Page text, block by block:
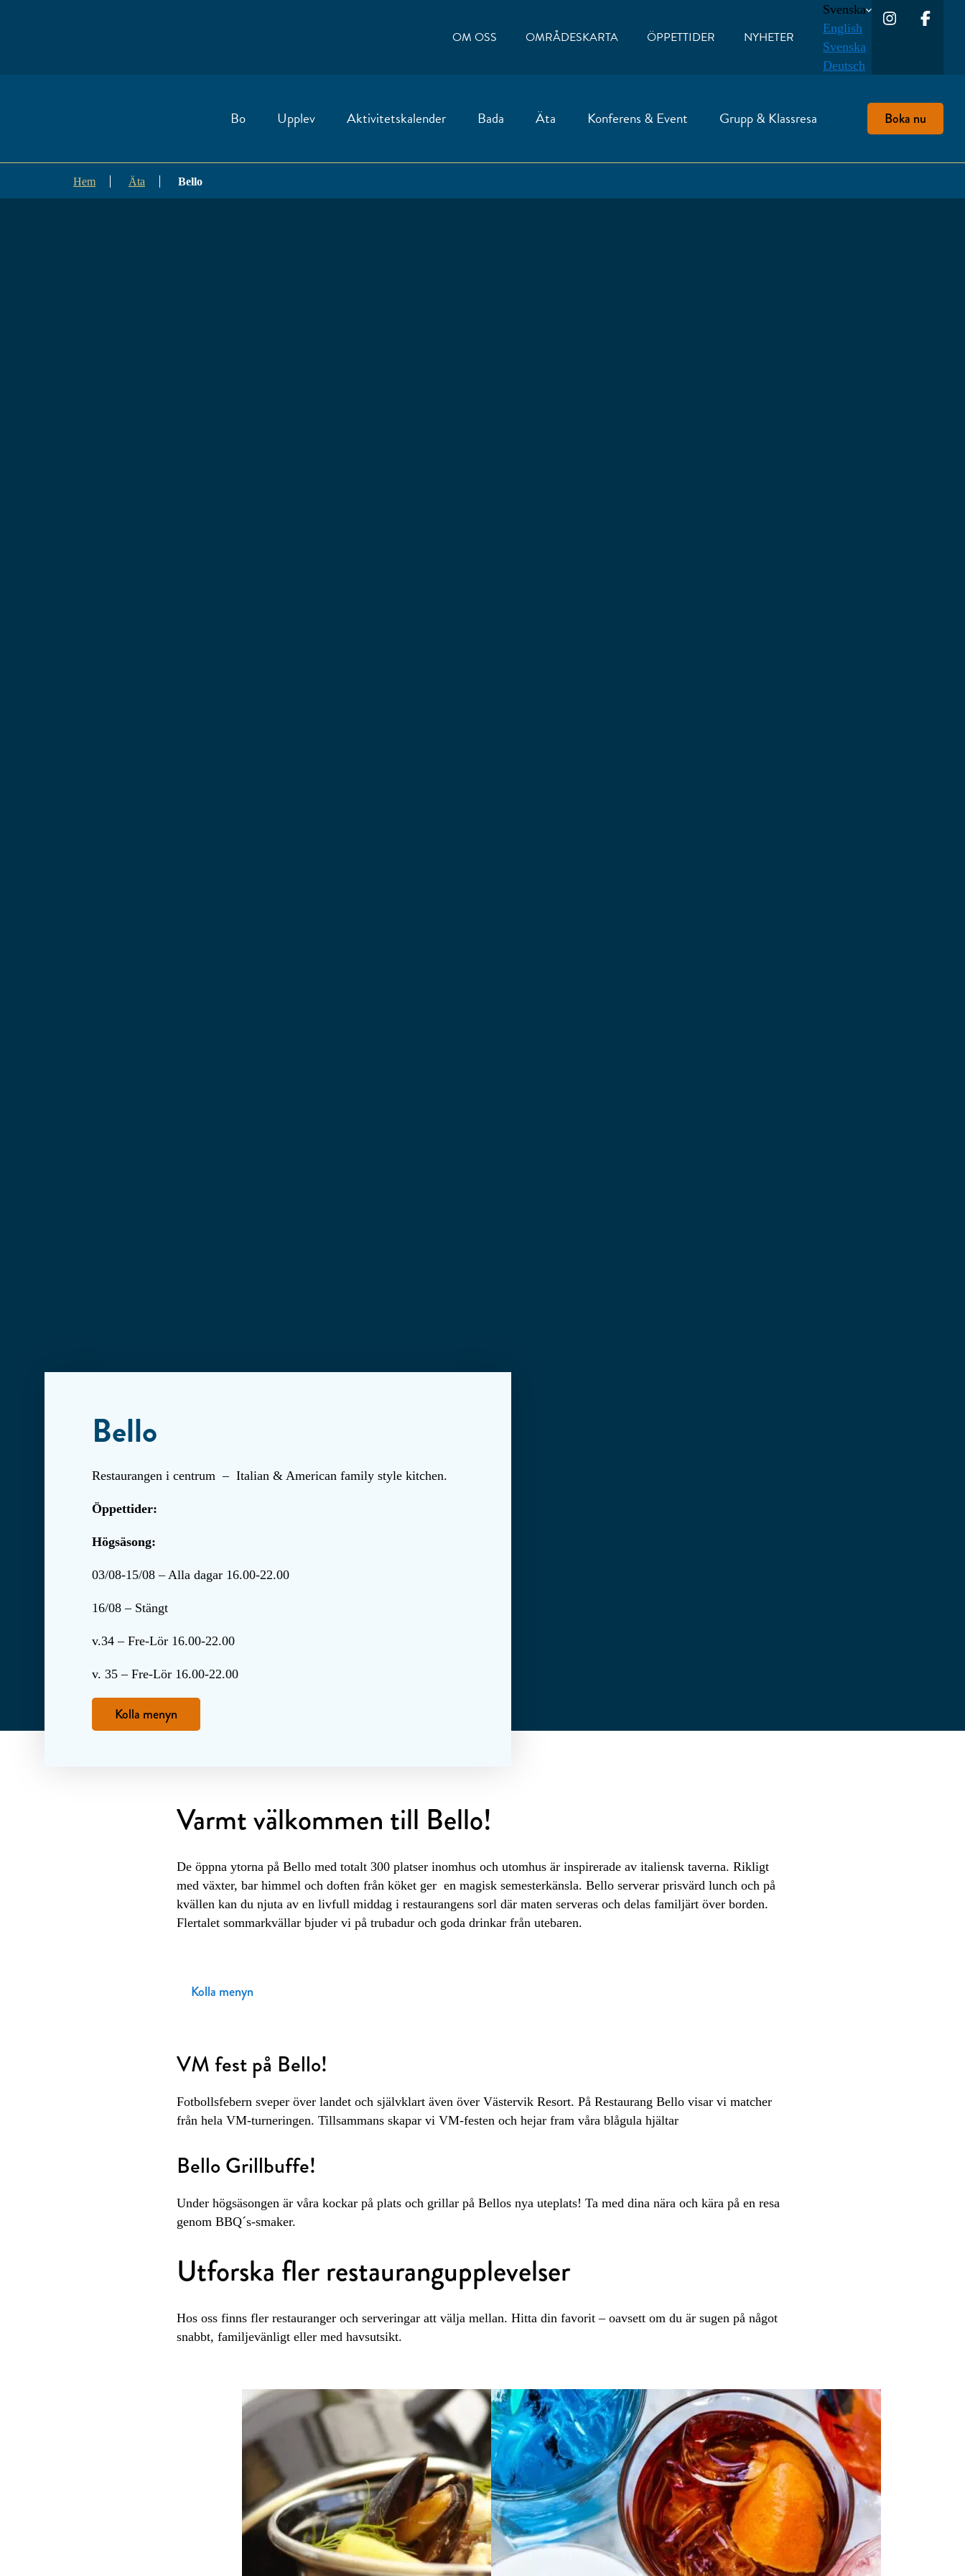
OM OSS OMRÅDESKARTA ÖPPETTIDER NYHETER
Svenska
English
Svenska
Deutsch
Bo Upplev Aktivitetskalender Bada Äta Konferens & Event Grupp & Klassresa Boka nu
Hem Äta Bello
Bello
Restaurangen i centrum – Italian & American family style kitchen.
Öppettider:
Högsäsong:
03/08-15/08 – Alla dagar 16.00-22.00
16/08 – Stängt
v.34 – Fre-Lör 16.00-22.00
v. 35 – Fre-Lör 16.00-22.00
Kolla menyn
Varmt välkommen till Bello!
De öppna ytorna på Bello med totalt 300 platser inomhus och utomhus är inspirerade av italiensk taverna. Rikligt
med växter, bar himmel och doften från köket ger en magisk semesterkänsla. Bello serverar prisvärd lunch och på
kvällen kan du njuta av en livfull middag i restaurangens sorl där maten serveras och delas familjärt över borden.
Flertalet sommarkvällar bjuder vi på trubadur och goda drinkar från utebaren.
Kolla menyn
VM fest på Bello!
Fotbollsfebern sveper över landet och självklart även över Västervik Resort. På Restaurang Bello visar vi matcher
från hela VM-turneringen. Tillsammans skapar vi VM-festen och hejar fram våra blågula hjältar
Bello Grillbuffe!
Under högsäsongen är våra kockar på plats och grillar på Bellos nya uteplats! Ta med dina nära och kära på en resa
genom BBQ´s-smaker.
Utforska fler restaurangupplevelser
Hos oss finns fler restauranger och serveringar att välja mellan. Hitta din favorit – oavsett om du är sugen på något
snabbt, familjevänligt eller med havsutsikt.